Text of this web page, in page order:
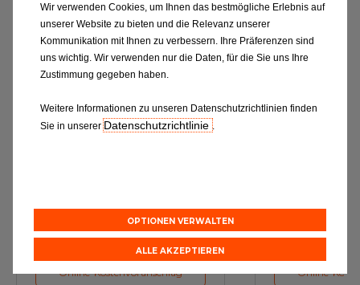
Online-Kostenvoranschlag Online-
Wir verwenden Cookies, um Ihnen das bestmögliche Erlebnis auf
unserer Website zu bieten und die Relevanz unserer
Kommunikation mit Ihnen zu verbessern. Ihre Präferenzen sind
uns wichtig. Wir verwenden nur die Daten, für die Sie uns Ihre
Zustimmung gegeben haben.
Weitere Informationen zu unseren Datenschutzrichtlinien finden
Sie in unsererDatenschutzrichtlinie .
OPTIONEN VERWALTEN
ALLE AKZEPTIEREN